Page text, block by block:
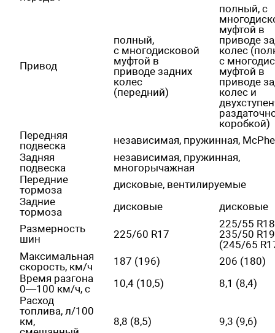
Привод
полный,
с многодисковой
муфтой в
приводе задних
колес
(передний)
полный, с
муфтой в
приводе
колес
с
муфтой в
приводе
колес и
коробкой)
Передняя
подвеска
независимая, пружинная,
Задняя
подвеска
независимая, пружинная,
многорычажная
Передние
тормоза
дисковые, вентилируемые
Задние
тормоза
дисковые
дисковые
Размерность
шин
225/60 R17
225/55
235/50 R19
(245/65
Максимальная
скорость, км/ч
187 (196)
206 (180)
Время разгона
0—100 км/ч, с
10,4 (10,5)
8,1 (8,4)
Расход
топлива, л/100
км,
8,8 (8,5) 9,3 (9,6)